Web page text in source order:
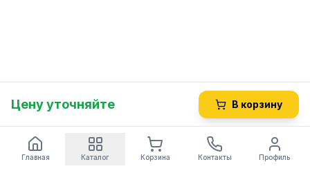
Цену уточняйте В корзину
Главная Каталог Корзина Контакты Профиль